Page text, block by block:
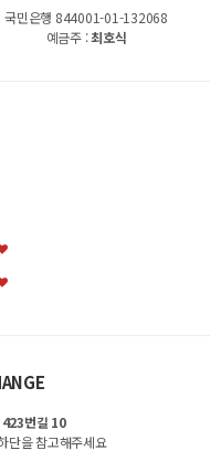
국민은행 844001-01-132068
예금주 :최호식
423번길 10
단을 참고해주세요